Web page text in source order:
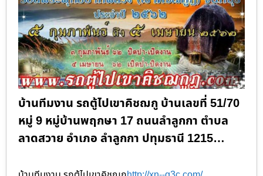
บ้านทีมงาน รถตู้ไปเขาคิชฌกู บ้านเลขที่ 51/70
หมู่ 9 หมู่บ้านพฤกษา 17 ถนนลำลูกกา ตำบล
ลาดสวาย อำเภอ ลำลูกกา ปทุมธานี 1215…